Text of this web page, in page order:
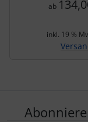
ab
inkl. 19 %